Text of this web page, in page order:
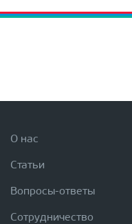
О нас
Статьи
Вопросы-ответы
Сотрудничество